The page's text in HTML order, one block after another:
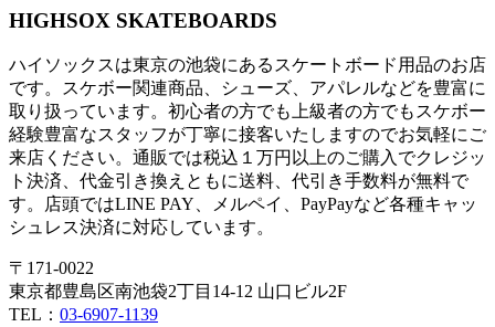
HIGHSOX SKATEBOARDS
ハイソックスは東京の池袋にあるスケートボード用品のお店
です。スケボー関連商品、シューズ、アパレルなどを豊富に
取り扱っています。初心者の方でも上級者の方でもスケボー
経験豊富なスタッフが丁寧に接客いたしますのでお気軽にご
来店ください。通販では税込１万円以上のご購入でクレジッ
ト決済、代金引き換えともに送料、代引き手数料が無料で
す。店頭ではLINE PAY、メルペイ、PayPayなど各種キャッ
シュレス決済に対応しています。
〒171-0022
東京都豊島区南池袋2丁目14-12 山口ビル2F
TEL： 03-6907-1139